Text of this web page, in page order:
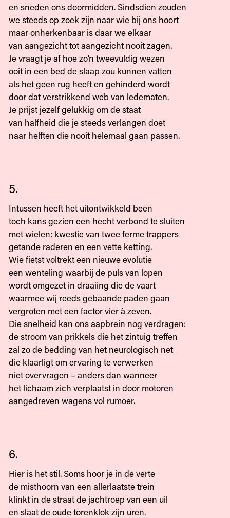
en sneden ons doormidden. Sindsdien zouden
we steeds op zoek zijn naar wie bij ons hoort
maar onherkenbaar is daar we elkaar
van aangezicht tot aangezicht nooit zagen.
Je vraagt je af hoe zo’n tweevuldig wezen
ooit in een bed de slaap zou kunnen vatten
als het geen rug heeft en gehinderd wordt
door dat verstrikkend web van ledematen.
Je prijst jezelf gelukkig om de staat
van halfheid die je steeds verlangen doet
naar helften die nooit helemaal gaan passen.
5.
Intussen heeft het uitontwikkeld been
toch kans gezien een hecht verbond te sluiten
met wielen: kwestie van twee ferme trappers
getande raderen en een vette ketting.
Wie fietst voltrekt een nieuwe evolutie
een wenteling waarbij de puls van lopen
wordt omgezet in draaiing die de vaart
waarmee wij reeds gebaande paden gaan
vergroten met een factor vier à zeven.
Die snelheid kan ons aapbrein nog verdragen:
de stroom van prikkels die het zintuig treffen
zal zo de bedding van het neurologisch net
die klaarligt om ervaring te verwerken
niet overvragen – anders dan wanneer
het lichaam zich verplaatst in door motoren
aangedreven wagens vol rumoer.
6.
Hier is het stil. Soms hoor je in de verte
de misthoorn van een allerlaatste trein
klinkt in de straat de jachtroep van een uil
en slaat de oude torenklok zijn uren.